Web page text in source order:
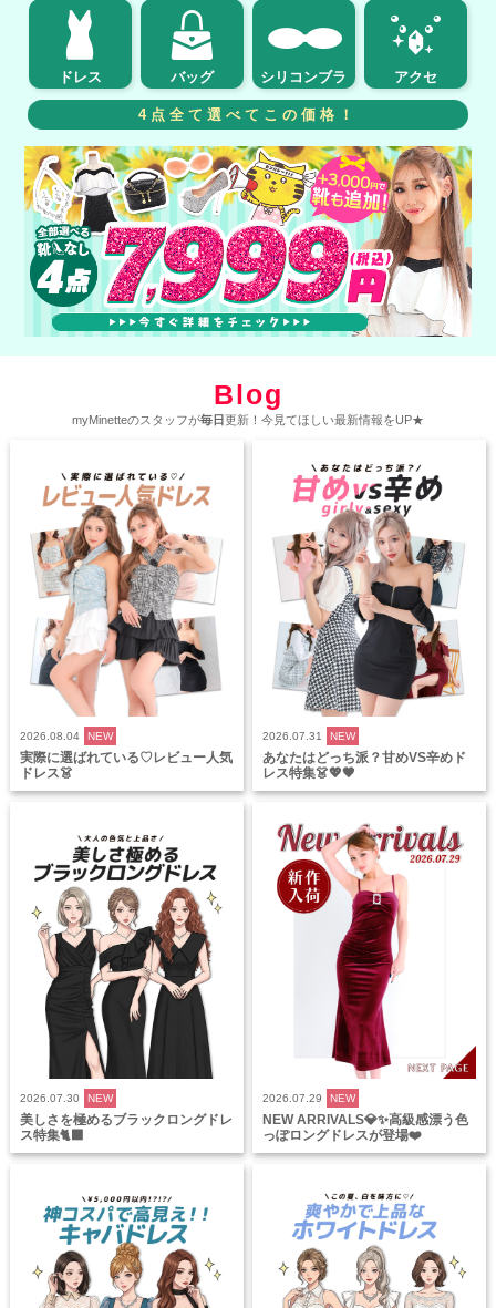
ドレス バッグ シリコンブラ アクセ
4点全て選べてこの価格！
Blog
myMinetteのスタッフが毎日 更新！今見てほしい最新情報をUP★
2026.08.04 NEW
実際に選ばれている♡レビュー人気
ドレス👗
2026.07.31 NEW
あなたはどっち派？甘めVS辛めド
レス特集👗💖🖤
2026.07.30 NEW
美しさを極めるブラックロングドレ
ス特集🐈‍⬛
2026.07.29 NEW
NEW ARRIVALS💎✨高級感漂う色
っぽロングドレスが登場❤️